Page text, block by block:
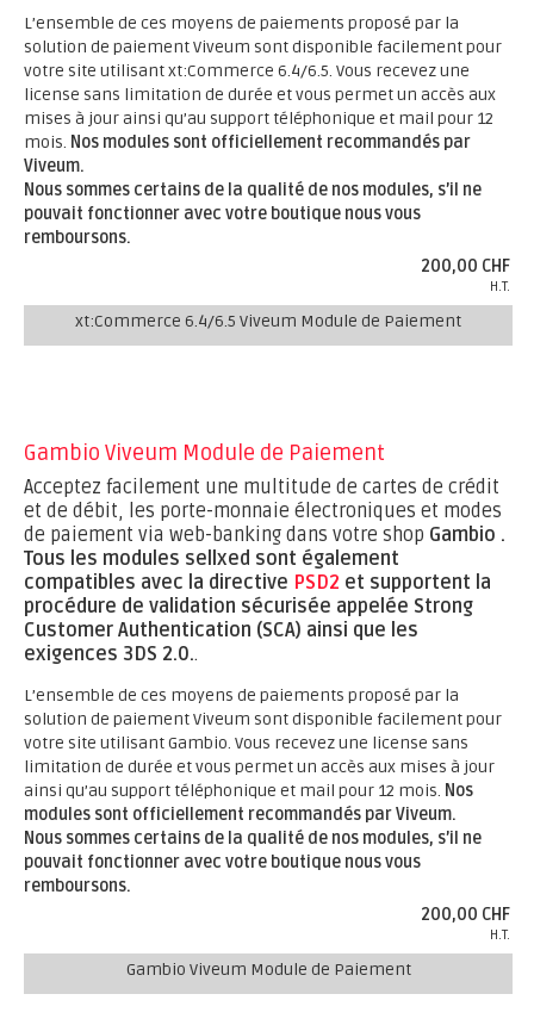
L’ensemble de ces moyens de paiements proposé par la
solution de paiement Viveum sont disponible facilement pour
votre site utilisant xt:Commerce 6.4/6.5. Vous recevez une
license sans limitation de durée et vous permet un accès aux
mises à jour ainsi qu’au support téléphonique et mail pour 12
mois. Nos modules sont officiellement recommandés par
Viveum.
Nous sommes certains de la qualité de nos modules, s’il ne
pouvait fonctionner avec votre boutique nous vous
remboursons.
200,00 CHF
H.T.
xt:Commerce 6.4/6.5 Viveum Module de Paiement
Gambio Viveum Module de Paiement
Acceptez facilement une multitude de cartes de crédit
et de débit, les porte-monnaie électroniques et modes
de paiement via web-banking dans votre shop Gambio .
Tous les modules sellxed sont également
compatibles avec la directive PSD2 et supportent la
procédure de validation sécurisée appelée Strong
Customer Authentication (SCA) ainsi que les
exigences 3DS 2.0..
L’ensemble de ces moyens de paiements proposé par la
solution de paiement Viveum sont disponible facilement pour
votre site utilisant Gambio. Vous recevez une license sans
limitation de durée et vous permet un accès aux mises à jour
ainsi qu’au support téléphonique et mail pour 12 mois. Nos
modules sont officiellement recommandés par Viveum.
Nous sommes certains de la qualité de nos modules, s’il ne
pouvait fonctionner avec votre boutique nous vous
remboursons.
200,00 CHF
H.T.
Gambio Viveum Module de Paiement